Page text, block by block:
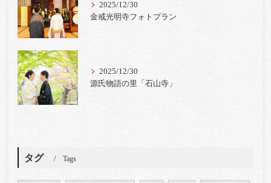
2025/12/30
金戒光明寺フォトプラン
2025/12/30
源氏物語の里「石山寺」
タグ Tags